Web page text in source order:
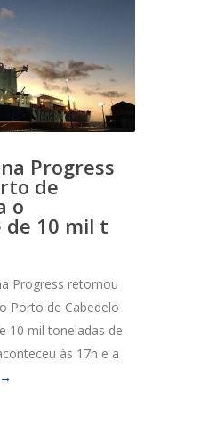
Progress
de
o
de 10 mil t
Progress retornou
Porto de Cabedelo
10 mil toneladas de
às 17h e a